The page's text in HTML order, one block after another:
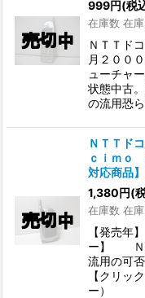
999円(税
在庫数 在
ＮＴＴド
月２００
ューチャ
状態中古
の流用恐
ＮＴＴド
ｃｉｍｏ
対応商品】
1,380円(
在庫数 在
【発売
ー】 Ｎ
流用の可
【クリッ
ー）